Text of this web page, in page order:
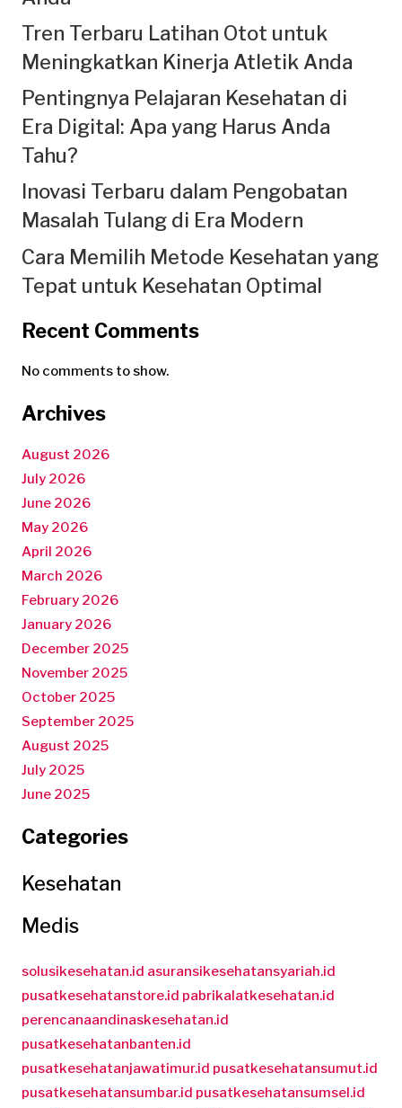
Tren Terbaru Latihan Otot untuk
Meningkatkan Kinerja Atletik Anda
Pentingnya Pelajaran Kesehatan di
Era Digital: Apa yang Harus Anda
Tahu?
Inovasi Terbaru dalam Pengobatan
Masalah Tulang di Era Modern
Cara Memilih Metode Kesehatan yang
Tepat untuk Kesehatan Optimal
Recent Comments
No comments to show.
Archives
August 2026
July 2026
June 2026
May 2026
April 2026
March 2026
February 2026
January 2026
December 2025
November 2025
October 2025
September 2025
August 2025
July 2025
June 2025
Categories
Kesehatan
Medis
solusikesehatan.id asuransikesehatansyariah.id
pusatkesehatanstore.id pabrikalatkesehatan.id
perencanaandinaskesehatan.id
pusatkesehatanbanten.id
pusatkesehatanjawatimur.id pusatkesehatansumut.id
pusatkesehatansumbar.id pusatkesehatansumsel.id